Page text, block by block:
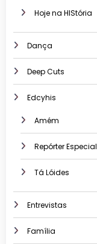
Hoje na HIStória
Dança
Deep Cuts
Edcyhis
Amém
Repórter Especial
Tá Lóides
Entrevistas
Família